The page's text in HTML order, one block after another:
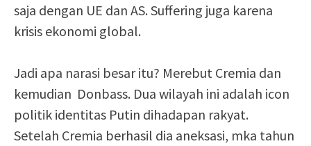
saja dengan UE dan AS. Suffering juga karena
krisis ekonomi global.
Jadi apa narasi besar itu? Merebut Cremia dan
kemudian Donbass. Dua wilayah ini adalah icon
politik identitas Putin dihadapan rakyat.
Setelah Cremia berhasil dia aneksasi, mka tahun